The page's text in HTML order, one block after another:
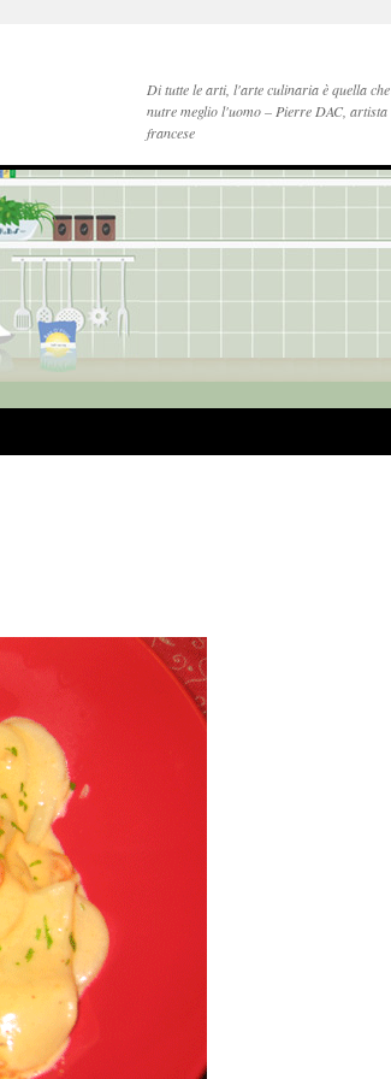
Di tutte le arti, l'arte culinaria è quella che
nutre meglio l'uomo – Pierre DAC, artista
francese